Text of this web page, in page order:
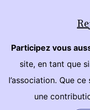
Participez vous
site, en tant que
l’association. Que
une